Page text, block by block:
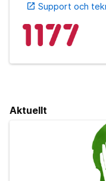
open_in_new Support och
Aktuellt